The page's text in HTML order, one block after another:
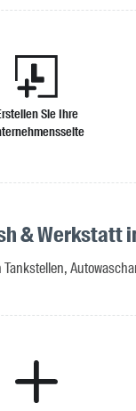
Sie Ihre
& Werkstatt